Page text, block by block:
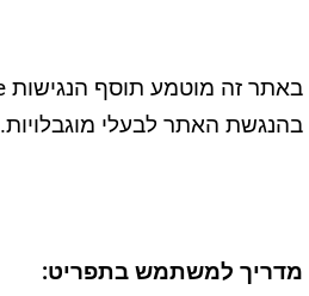
בהנגשת האתר לבעלי מוגבלויות.
מדריך למשתמש בתפריט: